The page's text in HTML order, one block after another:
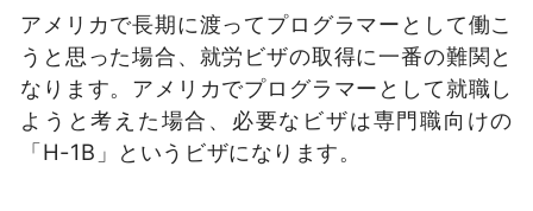
アメリカで長期に渡ってプログラマーとして働こ
うと思った場合、就労ビザの取得に一番の難関と
なります。アメリカでプログラマーとして就職し
ようと考えた場合、必要なビザは専門職向けの
「H-1B」というビザになります。